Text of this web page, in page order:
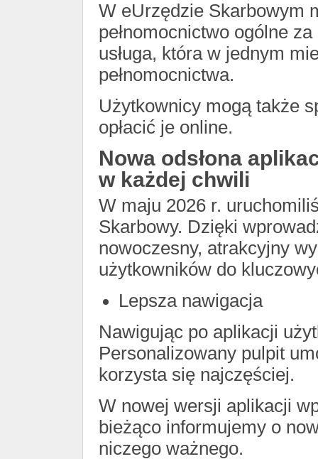
W eUrzędzie Skarbowym
pełnomocnictwo ogólne
usługa, która w jednym
pełnomocnictwa.
Użytkownicy mogą także
opłacić je online.
Nowa odsłona
w każdej chwili
W maju 2026 r.
Skarbowy. Dzięki
nowoczesny, atrakcyjny
użytkowników do
Lepsza nawigacja
Nawigując po aplikacji
Personalizowany pulpit
korzysta się najczęściej.
W nowej wersji aplikacji
bieżąco informujemy o
niczego ważnego.